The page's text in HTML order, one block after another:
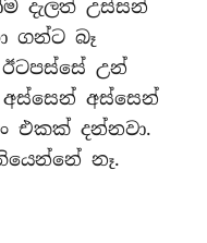
දැලත් උස්සන්
ගන්ට බෑ
උන්
අස්සෙන් අස්සෙන්
එකක් දන්නවා.
නෑ.